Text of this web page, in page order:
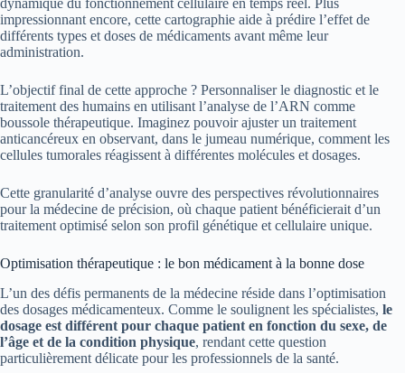
dynamique du fonctionnement cellulaire en temps réel. Plus
impressionnant encore, cette cartographie aide à prédire l’effet de
différents types et doses de médicaments avant même leur
administration.
L’objectif final de cette approche ? Personnaliser le diagnostic et le
traitement des humains en utilisant l’analyse de l’ARN comme
boussole thérapeutique. Imaginez pouvoir ajuster un traitement
anticancéreux en observant, dans le jumeau numérique, comment les
cellules tumorales réagissent à différentes molécules et dosages.
Cette granularité d’analyse ouvre des perspectives révolutionnaires
pour la médecine de précision, où chaque patient bénéficierait d’un
traitement optimisé selon son profil génétique et cellulaire unique.
Optimisation thérapeutique : le bon médicament à la bonne dose
L’un des défis permanents de la médecine réside dans l’optimisation
des dosages médicamenteux. Comme le soulignent les spécialistes, le
dosage est différent pour chaque patient en fonction du sexe, de
l’âge et de la condition physique, rendant cette question
particulièrement délicate pour les professionnels de la santé.